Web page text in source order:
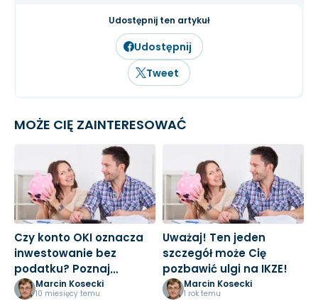
inwestowanie długoterminowe.
Udostępnij ten artykuł
Udostępnij
Tweet
MOŻE CIĘ ZAINTERESOWAĆ
Czy konto OKI oznacza
inwestowanie bez
podatku? Poznaj
prawdę!Marcin Kosecki
10 miesięcy temu
Uważaj! Ten jeden
szczegół może Cię
pozbawić ulgi na IKZE!
Marcin Kosecki
1 rok temu